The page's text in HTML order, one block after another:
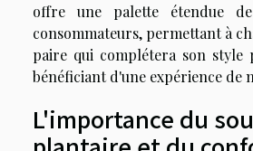
offre une palette étendue
consommateurs, permettant à
paire qui complétera son style
bénéficiant d'une expérience de
L'importance du